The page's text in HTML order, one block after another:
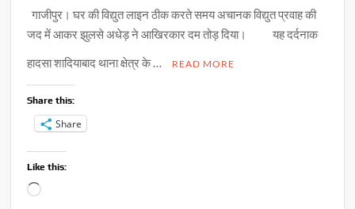
गाजीपुर। घर की विद्युत लाइन ठीक करते समय अचानक विद्युत प्रवाह की
जद में आकर झुलसे अधेड़ ने आखिरकार दम तोड़ दिया। यह दर्दनाक
हादसा शादियाबाद थाना क्षेत्र के …
READ MORE
Share this:
Share
Like this:
Loading…